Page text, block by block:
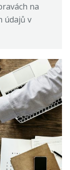
na
údajů v